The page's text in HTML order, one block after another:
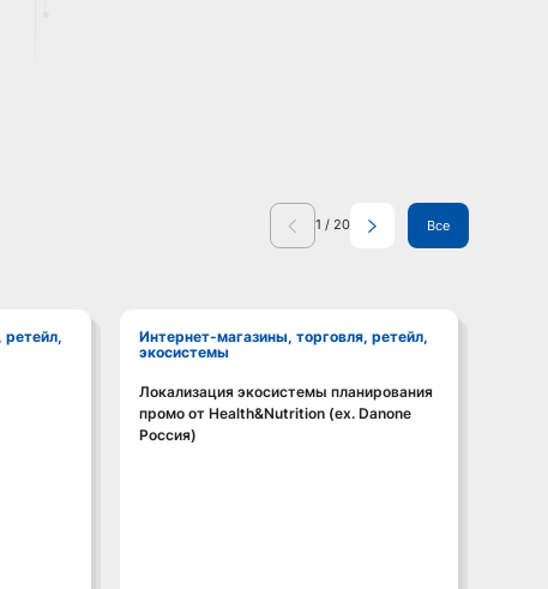
1 / 20 Все
Интернет-магазины, торговля, ретейл,
экосистемы
Смотреть видео
Локализация экосистемы планирования
промо от Health&Nutrition (ex. Danone
Россия)